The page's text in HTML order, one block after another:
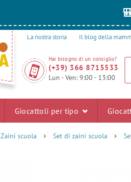
La nostra storia Il blog della
Hai bisogno di un consiglio?
(+39) 366 8715533
Lun - Ven: 9:00 - 13:00
Giocattoli per tipo
Zaini scuola Set di zaini scuola